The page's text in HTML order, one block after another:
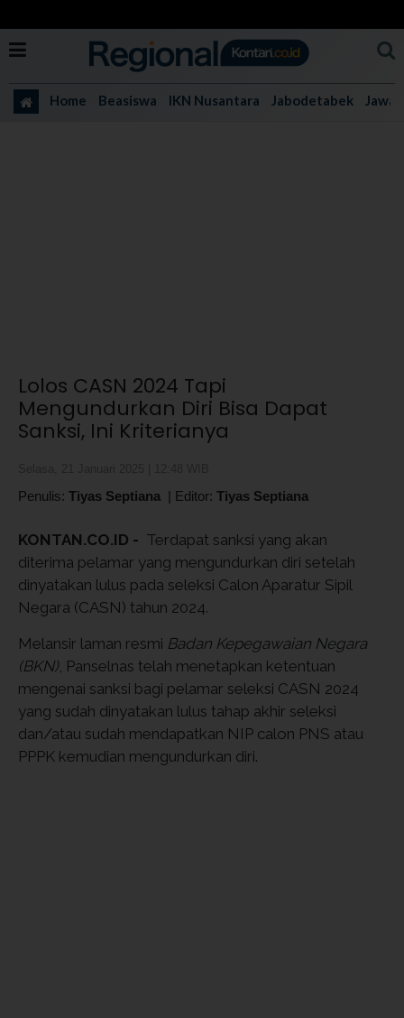
Home Beasiswa IKN Nusantara Jabodetabek Jawa
Lolos CASN 2024 Tapi
Mengundurkan Diri Bisa Dapat
Sanksi, Ini Kriterianya
Penulis: Tiyas Septiana | Editor: Tiyas Septiana
KONTAN.CO.ID - Terdapat sanksi yang akan
diterima pelamar yang mengundurkan diri setelah
dinyatakan lulus pada seleksi Calon Aparatur Sipil
Negara (CASN) tahun 2024.
Melansir laman resmi Badan Kepegawaian Negara
(BKN), Panselnas telah menetapkan ketentuan
mengenai sanksi bagi pelamar seleksi CASN 2024
yang sudah dinyatakan lulus tahap akhir seleksi
dan/atau sudah mendapatkan NIP calon PNS atau
PPPK kemudian mengundurkan diri.